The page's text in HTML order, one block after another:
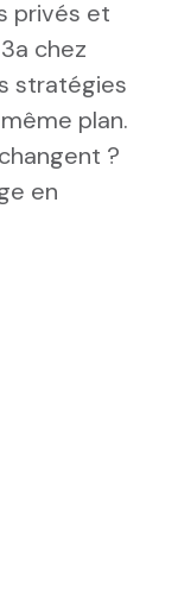
privés et
chez
stratégies
plan.
?
en